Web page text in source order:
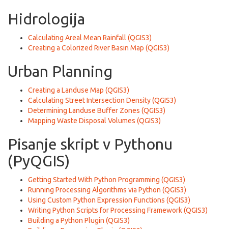
Hidrologija
Calculating Areal Mean Rainfall (QGIS3)
Creating a Colorized River Basin Map (QGIS3)
Urban Planning
Creating a Landuse Map (QGIS3)
Calculating Street Intersection Density (QGIS3)
Determining Landuse Buffer Zones (QGIS3)
Mapping Waste Disposal Volumes (QGIS3)
Pisanje skript v Pythonu
(PyQGIS)
Getting Started With Python Programming (QGIS3)
Running Processing Algorithms via Python (QGIS3)
Using Custom Python Expression Functions (QGIS3)
Writing Python Scripts for Processing Framework (QGIS3)
Building a Python Plugin (QGIS3)